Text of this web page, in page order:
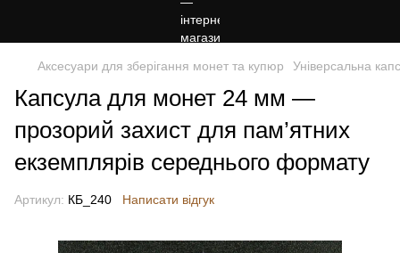
Аксесуари для зберігання монет та купюр Універсальна
Капсула для монет 24 мм —
прозорий захист для пам’ятних
екземплярів середнього формату
Артикул: КБ_240 Написати відгук